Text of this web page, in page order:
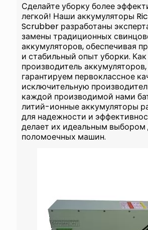
Сделайте уборку более
легкой! Наши аккумуляторы
Scrubber разработаны
замены традиционных
аккумуляторов, обеспечивая
и стабильный опыт уборки.
производитель
гарантируем первоклассное
исключительную
каждой производимой нами
литий-ионные аккумуляторы
для надежности и
делает их идеальным выбором
поломоечных машин.